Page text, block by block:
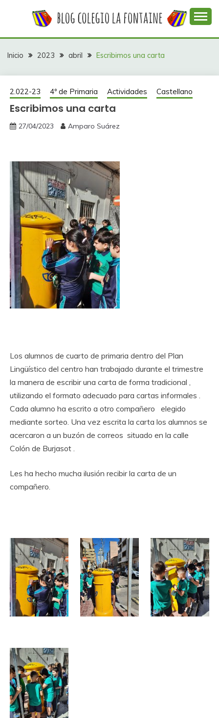
COLEGIO LA
FONTAINE
colegio La Fontaine
Inicio 2023 abril Escribimos una carta
2.022-23 4º de Primaria Actividades Castellano
Escribimos una carta
27/04/2023 Amparo Suárez
Los alumnos de cuarto de primaria dentro del Plan
Lingüístico del centro han trabajado durante el trimestre
la manera de escribir una carta de forma tradicional ,
utilizando el formato adecuado para cartas informales .
Cada alumno ha escrito a otro compañero elegido
mediante sorteo. Una vez escrita la carta los alumnos se
acercaron a un buzón de correos situado en la calle
Colón de Burjasot .
Les ha hecho mucha ilusión recibir la carta de un
compañero.